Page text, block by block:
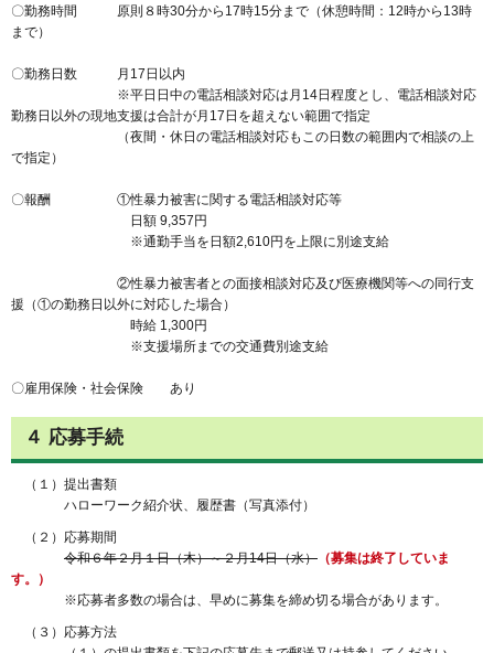
〇勤務時間 原則８時30分から17時15分まで（休憩時間：12時から13時
まで）
〇勤務日数 月17日以内
※平日日中の電話相談対応は月14日程度とし、電話相談対応
勤務日以外の現地支援は合計が月17日を超えない範囲で指定
（夜間・休日の電話相談対応もこの日数の範囲内で相談の上
で指定）
〇報酬 ①性暴力被害に関する電話相談対応等
日額 9,357円
※通勤手当を日額2,610円を上限に別途支給
②性暴力被害者との面接相談対応及び医療機関等への同行支
援（①の勤務日以外に対応した場合）
時給 1,300円
※支援場所までの交通費別途支給
〇雇用保険・社会保険 あり
４ 応募手続
（１）提出書類
ハローワーク紹介状、履歴書（写真添付）
（２）応募期間
令和６年２月１日（木）～２月14日（水） （募集は終了していま
す。）
※応募者多数の場合は、早めに募集を締め切る場合があります。
（３）応募方法